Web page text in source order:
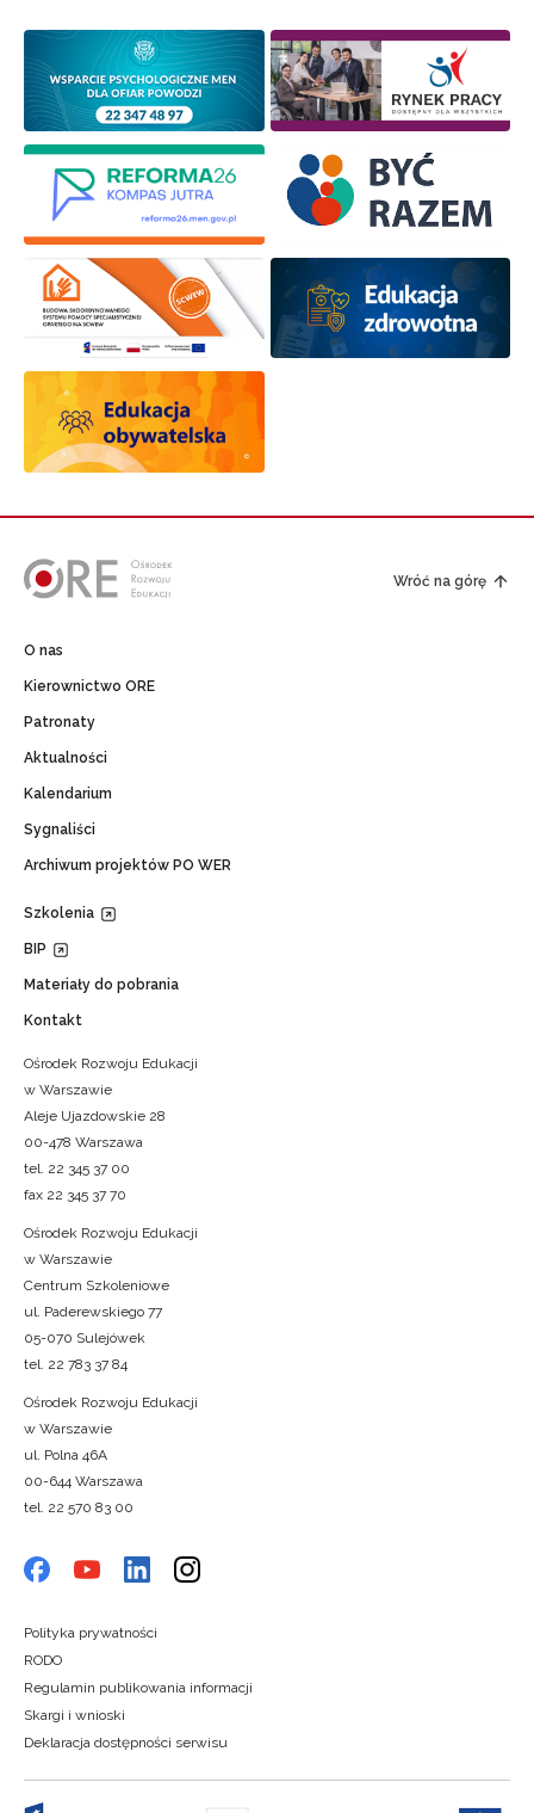
Wróć na górę
O nas
Kierownictwo ORE
Patronaty
Aktualności
Kalendarium
Sygnaliści
Archiwum projektów PO WER
Szkolenia
BIP
Materiały do pobrania
Kontakt
Ośrodek Rozwoju Edukacji
w Warszawie
Aleje Ujazdowskie 28
00-478 Warszawa
tel. 22 345 37 00
fax 22 345 37 70
Ośrodek Rozwoju Edukacji
w Warszawie
Centrum Szkoleniowe
ul. Paderewskiego 77
05-070 Sulejówek
tel. 22 783 37 84
Ośrodek Rozwoju Edukacji
w Warszawie
ul. Polna 46A
00-644 Warszawa
tel. 22 570 83 00
Polityka prywatności
RODO
Regulamin publikowania informacji
Skargi i wnioski
Deklaracja dostępności serwisu